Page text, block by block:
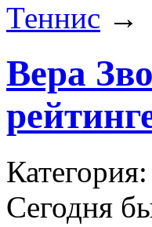
Теннис →
Вера
Сегодня